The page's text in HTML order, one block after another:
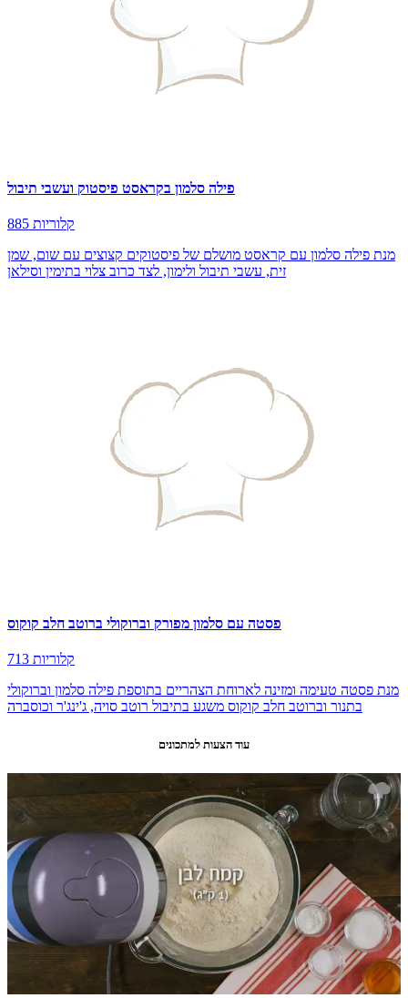
פילה סלמון בקראסט פיסטוק ועשבי תיבול
885 קלוריות
מנת פילה סלמון עם קראסט מושלם של פיסטוקים קצוצים עם שום, שמן
זית, עשבי תיבול ולימון, לצד כרוב צלוי בתימין וסילאן
פסטה עם סלמון מפורק וברוקולי ברוטב חלב קוקוס
713 קלוריות
מנת פסטה טעימה ומזינה לארוחת הצהריים בתוספת פילה סלמון וברוקולי
בתנור וברוטב חלב קוקוס משגע בתיבול רוטב סויה, ג'ינג'ר וכוסברה
עוד הצעות למתכונים